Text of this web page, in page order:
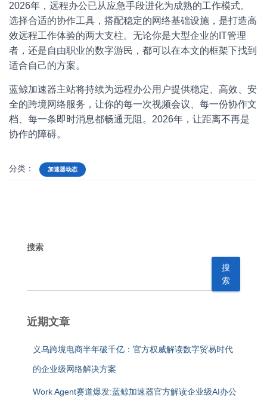
2026年，远程办公已从应急手段进化为成熟的工作模式。
选择合适的协作工具，搭配稳定的网络基础设施，是打造高
效远程工作体验的两大支柱。无论你是大型企业的IT管理
者，还是自由职业的数字游民，都可以在本文的框架下找到
适合自己的方案。
蓝鲸加速器主站将持续为远程办公用户提供稳定、高效、安
全的跨境网络服务，让你的每一次视频会议、每一份协作文
档、每一条即时消息都畅通无阻。2026年，让距离不再是
协作的障碍。
分类： 加速器动态
搜索
搜
索
近期文章
义乌跨境电商半年破千亿：官方权威解读数字贸易时代
的企业级网络解决方案
Work Agent赛道爆发:蓝鲸加速器官方解读企业级AI办公